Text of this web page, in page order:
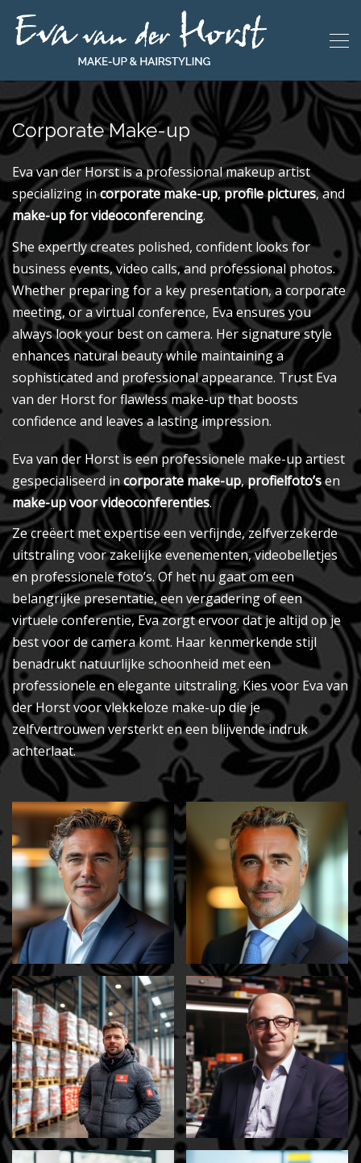
Corporate Make-up
Eva van der Horst is a professional makeup artist
specializing incorporate make-up,profile pictures, and
make-up for videoconferencing.
She expertly creates polished, confident looks for
business events, video calls, and professional photos.
Whether preparing for a key presentation, a corporate
meeting, or a virtual conference, Eva ensures you
always look your best on camera. Her signature style
enhances natural beauty while maintaining a
sophisticated and professional appearance. Trust Eva
van der Horst for flawless make-up that boosts
confidence and leaves a lasting impression.
Eva van der Horst is een professionele make-up artiest
gespecialiseerd incorporate make-up,profielfoto’sen
make-up voor videoconferenties.
Ze creëert met expertise een verfijnde, zelfverzekerde
uitstraling voor zakelijke evenementen, videobelletjes
en professionele foto’s. Of het nu gaat om een
belangrijke presentatie, een vergadering of een
virtuele conferentie, Eva zorgt ervoor dat je altijd op je
best voor de camera komt. Haar kenmerkende stijl
benadrukt natuurlijke schoonheid met een
professionele en elegante uitstraling. Kies voor Eva van
der Horst voor vlekkeloze make-up die je
zelfvertrouwen versterkt en een blijvende indruk
achterlaat.